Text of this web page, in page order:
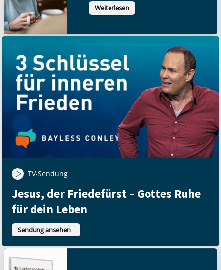
Weiterlesen
TV-Sendung
Jesus, der Friedefürst – Gottes Ruhe
für dein Leben
Sendung ansehen